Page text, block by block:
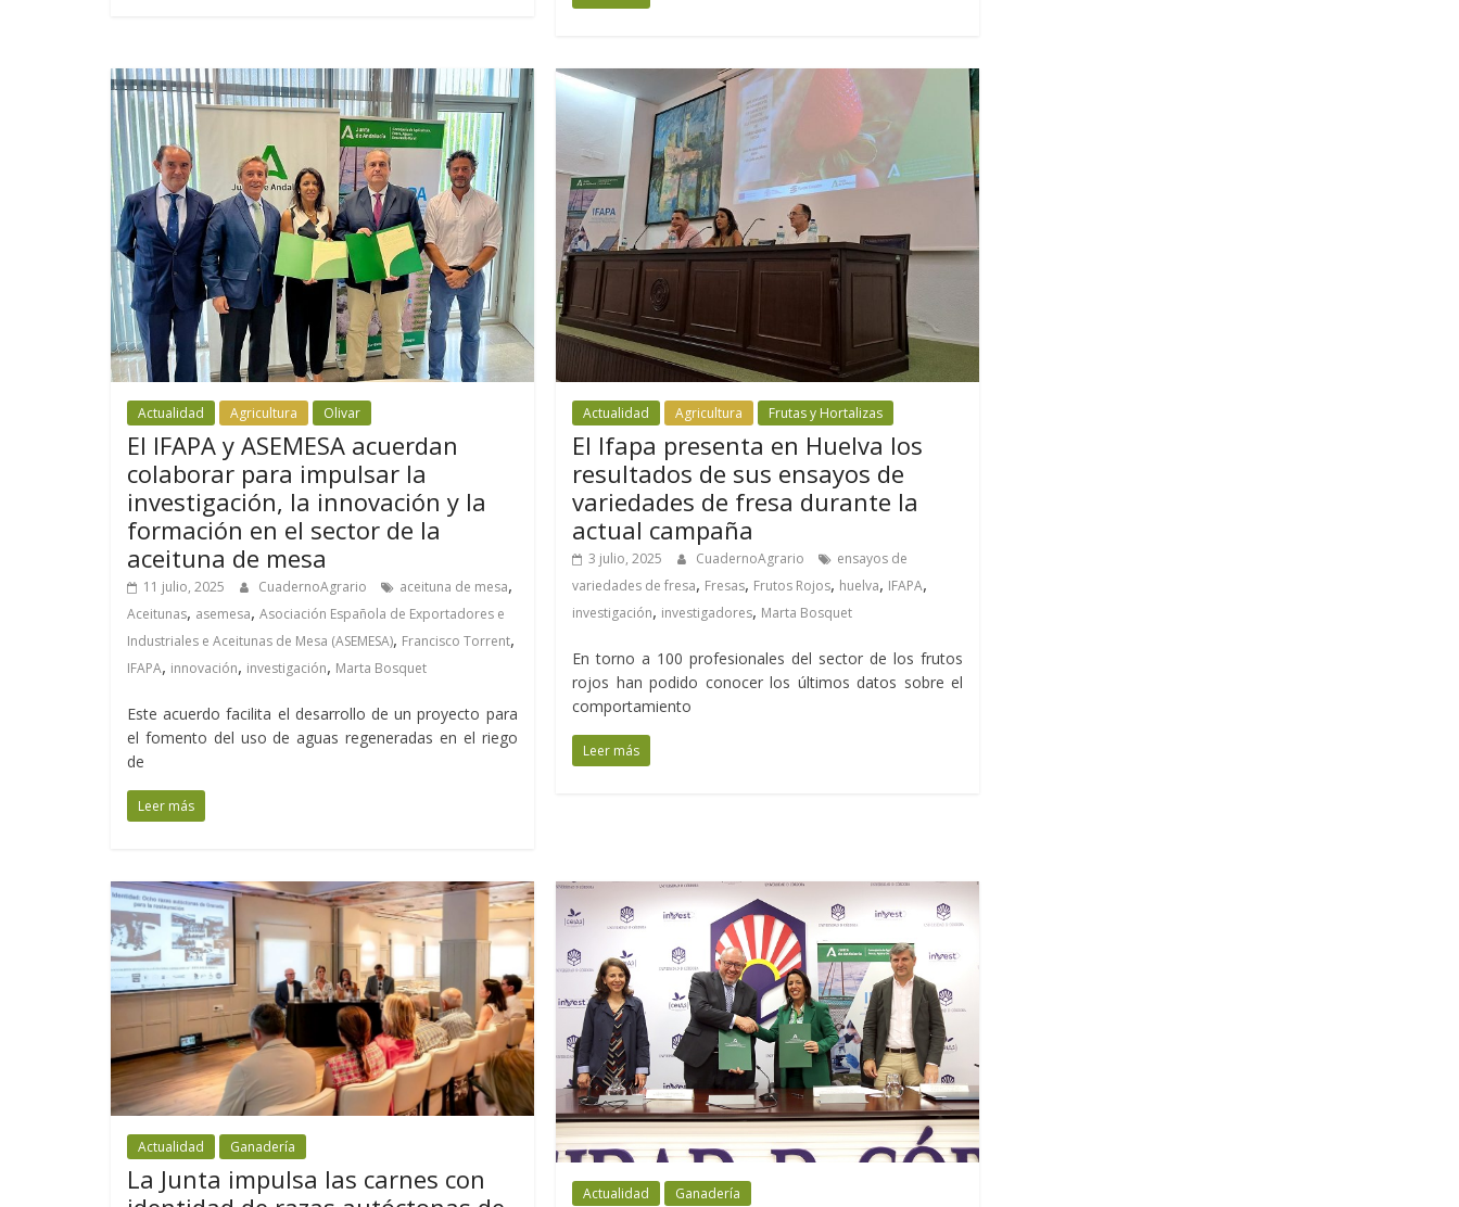
Actualidad Agricultura Olivar
El IFAPA y ASEMESA acuerdan
colaborar para impulsar la
investigación, la innovación y la
formación en el sector de la
aceituna de mesa
11 julio, 2025 CuadernoAgrario aceituna de mesa,
Aceitunas, asemesa, Asociación Española de Exportadores e
Industriales e Aceitunas de Mesa (ASEMESA), Francisco Torrent,
IFAPA, innovación, investigación, Marta Bosquet
Este acuerdo facilita el desarrollo de un proyecto para
el fomento del uso de aguas regeneradas en el riego
de
Leer más
Actualidad Agricultura Frutas y Hortalizas
El Ifapa presenta en Huelva los
resultados de sus ensayos de
variedades de fresa durante la
actual campaña
3 julio, 2025 CuadernoAgrario
ensayos de
variedades de fresa, Fresas, Frutos Rojos, huelva, IFAPA,
investigación, investigadores, Marta Bosquet
En torno a 100 profesionales del sector de los frutos
rojos han podido conocer los últimos datos sobre el
comportamiento
Leer más
Actualidad Ganadería
La Junta impulsa las carnes con
Actualidad Ganadería